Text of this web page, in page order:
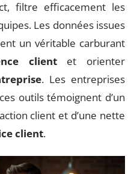
filtre efficacement les
Les données issues
un véritable carburant
clientet orienter
. Les entreprises
outils témoignent d’un
client et d’une nette
client.